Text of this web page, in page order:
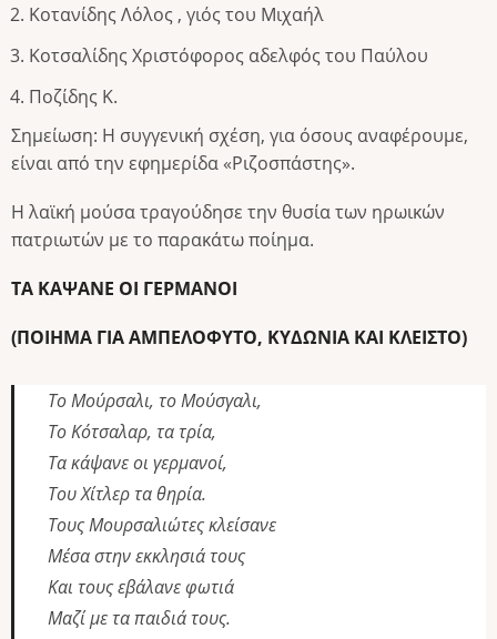
Κοτανίδης Λόλος , γιός του Μιχαήλ
Κοτσαλίδης Χριστόφορος αδελφός του Παύλου
Ποζίδης Κ.
Σημείωση: Η συγγενική σχέση, για όσους αναφέρουμε,
είναι από την εφημερίδα «Ριζοσπάστης».
Η λαϊκή μούσα τραγούδησε την θυσία των ηρωικών
πατριωτών με το παρακάτω ποίημα.
ΤΑ ΚΑΨΑΝΕ ΟΙ ΓΕΡΜΑΝΟΙ
(ΠΟΙΗΜΑ ΓΙΑ ΑΜΠΕΛΟΦΥΤΟ, ΚΥΔΩΝΙΑ ΚΑΙ ΚΛΕΙΣΤΟ)
Το Μούρσαλι, το Μούσγαλι,
Το Κότσαλαρ, τα τρία,
Τα κάψανε οι γερμανοί,
Του Χίτλερ τα θηρία.
Τους Μουρσαλιώτες κλείσανε
Μέσα στην εκκλησιά τους
Και τους εβάλανε φωτιά
Μαζί με τα παιδιά τους.